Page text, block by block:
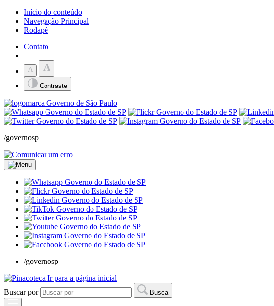
Início do conteúdo
Navegação Principal
Rodapé
Contato
A A
Contraste
/governosp
/governosp
Ir para a página inicial
Buscar por
Busca